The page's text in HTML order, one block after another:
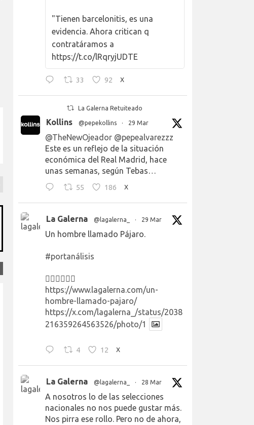
"Tienen barcelonitis, es una
evidencia. Ahora critican q
contratáramos a
https://t.co/lRqryjUDTE
33 92 X
La Galerna Retuiteado
Kollins @pepekollins · 29 Mar
@TheNewOjeador @pepealvarezzz
Este es un reflejo de la situación
económica del Real Madrid, hace
unas semanas, según Tebas…
55 186 X
La Galerna @lagalerna_ · 29 Mar
Un hombre llamado Pájaro.
#portanálisis
👉🏻👉🏻👉🏻
https://www.lagalerna.com/un-
hombre-llamado-pajaro/
https://x.com/lagalerna_/status/2038
216359264563526/photo/1
4 12 X
La Galerna @lagalerna_ · 28 Mar
A nosotros lo de las selecciones
nacionales no nos puede gustar más.
Nos pirra ese rollo. Pero no de ahora,